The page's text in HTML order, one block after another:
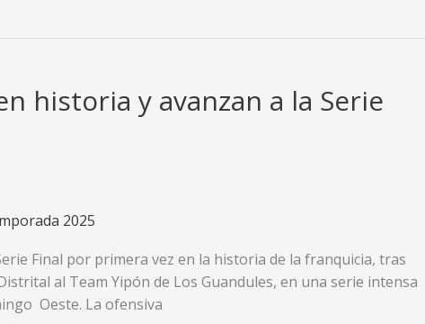
historia y avanzan a la Serie
2025
Final por primera vez en la historia de la franquicia, tras
al Team Yipón de Los Guandules, en una serie intensa
Oeste. La ofensiva